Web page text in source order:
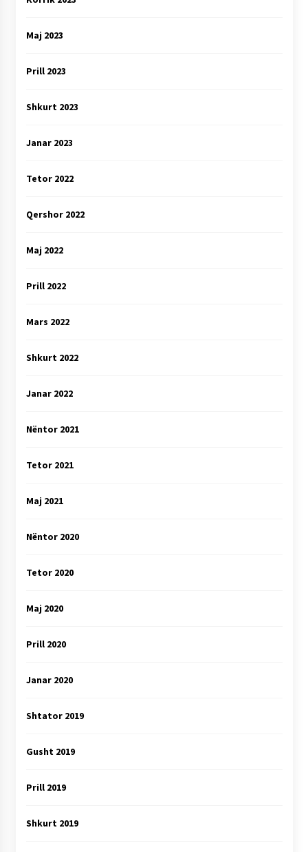
Maj 2023
Prill 2023
Shkurt 2023
Janar 2023
Tetor 2022
Qershor 2022
Maj 2022
Prill 2022
Mars 2022
Shkurt 2022
Janar 2022
Nëntor 2021
Tetor 2021
Maj 2021
Nëntor 2020
Tetor 2020
Maj 2020
Prill 2020
Janar 2020
Shtator 2019
Gusht 2019
Prill 2019
Shkurt 2019